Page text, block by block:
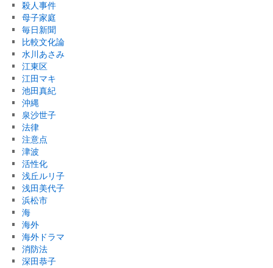
殺人事件
母子家庭
毎日新聞
比較文化論
水川あさみ
江東区
江田マキ
池田真紀
沖縄
泉沙世子
法律
注意点
津波
活性化
浅丘ルリ子
浅田美代子
浜松市
海
海外
海外ドラマ
消防法
深田恭子